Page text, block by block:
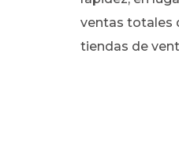
ventas totales
tiendas de